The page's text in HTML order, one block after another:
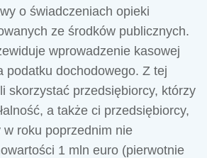
o świadczeniach opieki
ze środków publicznych.
wprowadzenie kasowej
podatku dochodowego. Z tej
skorzystać przedsiębiorcy, którzy
a także ci przedsiębiorcy,
w roku poprzednim nie
1 mln euro (pierwotnie